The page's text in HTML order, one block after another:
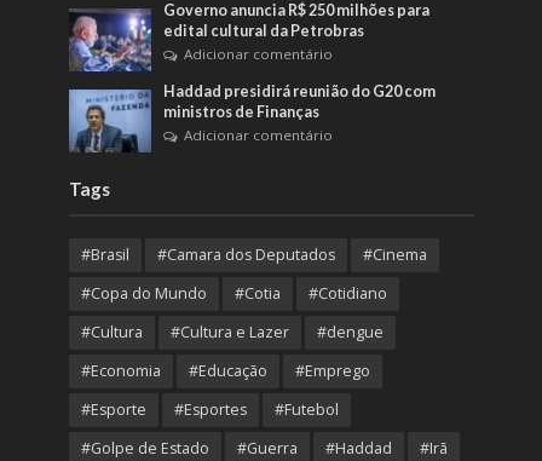
Governo anuncia R$ 250 milhões para
edital cultural da Petrobras
Adicionar comentário
Haddad presidirá reunião do G20 com
ministros de Finanças
Adicionar comentário
Tags
#Brasil #Camara dos Deputados
#Cinema
#Copa do Mundo
#Cotia
#Cotidiano
#Cultura
#Cultura e Lazer
#dengue
#Economia
#Educação
#Emprego
#Esporte
#Esportes
#Futebol
#Golpe de Estado
#Guerra #Haddad
#Irã